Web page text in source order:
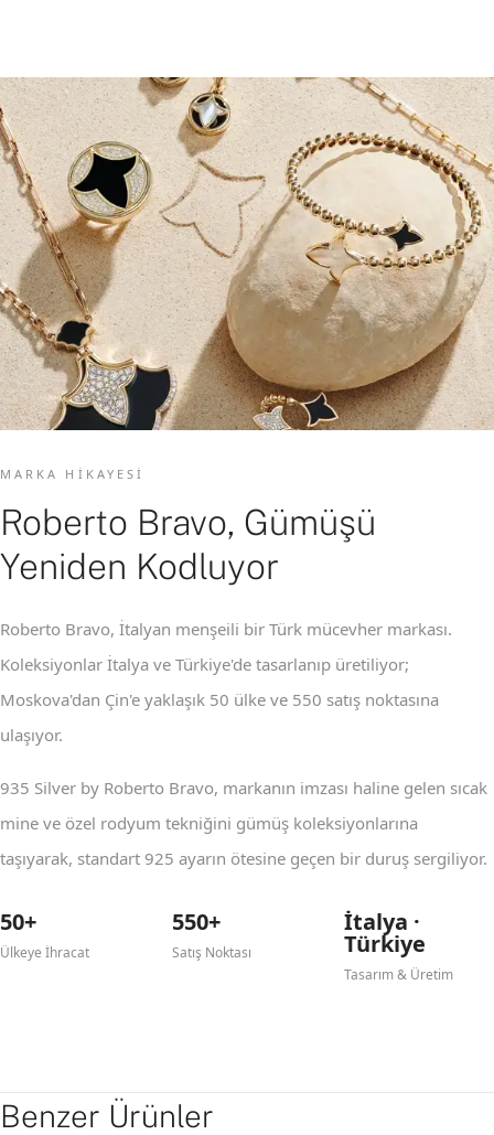
MARKA HIKAYESI
Roberto Bravo, Gümüşü
Yeniden Kodluyor
Roberto Bravo, İtalyan menşeili bir Türk mücevher markası.
Koleksiyonlar İtalya ve Türkiye'de tasarlanıp üretiliyor;
Moskova'dan Çin'e yaklaşık 50 ülke ve 550 satış noktasına
ulaşıyor.
935 Silver by Roberto Bravo, markanın imzası haline gelen sıcak
mine ve özel rodyum tekniğini gümüş koleksiyonlarına
taşıyarak, standart 925 ayarın ötesine geçen bir duruş sergiliyor.
50+
Ülkeye İhracat
550+
Satış Noktası
İtalya ·
Türkiye
Tasarım & Üretim
Benzer Ürünler